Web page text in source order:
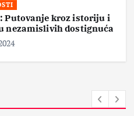
Putovanje kroz istoriju i
nezamislivih dostignuća